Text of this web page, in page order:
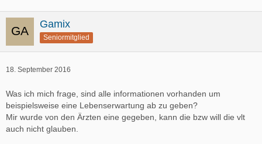
Gamix
Seniormitglied
18. September 2016
Was ich mich frage, sind alle informationen vorhanden um
beispielsweise eine Lebenserwartung ab zu geben?
Mir wurde von den Ärzten eine gegeben, kann die bzw will die vlt
auch nicht glauben.